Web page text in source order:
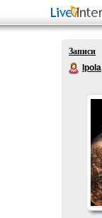
Записи
Ipola